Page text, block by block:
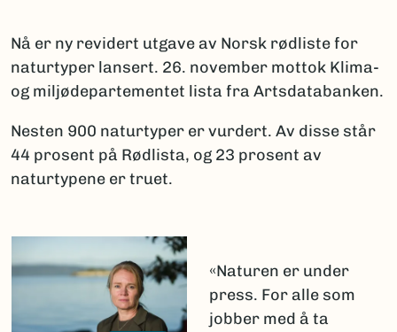
Nå er ny revidert utgave av Norsk rødliste for
naturtyper lansert. 26. november mottok Klima-
og miljødepartementet lista fra Artsdatabanken.
Nesten 900 naturtyper er vurdert. Av disse står
44 prosent på Rødlista, og 23 prosent av
naturtypene er truet.
«Naturen er under
press. For alle som
jobber med å ta